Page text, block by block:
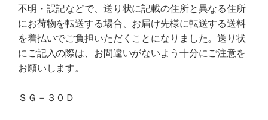
不明・誤記などで、送り状に記載の住所と異なる住所
にお荷物を転送する場合、お届け先様に転送する送料
を着払いでご負担いただくことになりました。送り状
にご記入の際は、お間違いがないよう十分にご注意を
お願いします。
ＳＧ－３０Ｄ